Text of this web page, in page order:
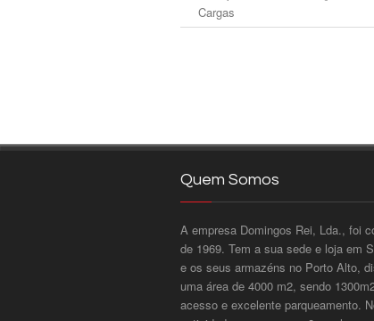
Cargas
Quem Somos
A empresa Domingos Rei, Lda., foi
de 1969. Tem a sua sede e loja em
e os seus armazéns no Porto Alto,
uma área de 4000 m2, sendo
acesso e excelente parqueamento.